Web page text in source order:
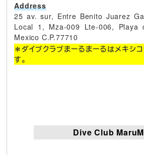
Address
25 av. sur, Entre Benito Juarez
Local 1, Mza-009 Lte-006, Playa
Mexico C.P.77710
＊ダイブクラブまーるまーるはメキシ
す。
Dive Club